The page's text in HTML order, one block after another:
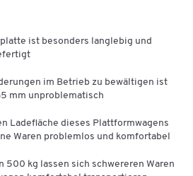
mit Vollgummi-Reifen, ø 200 mm,
gem. EN 1757-3
ist besonders langlebig und
im Betrieb zu bewältigen ist
mm unproblematisch
Ladefläche dieses Plattformwagens
Waren problemlos und komfortabel
500 kg lassen sich schwereren Waren